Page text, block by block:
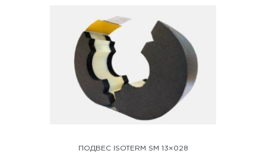
ПОДВЕС ISOTERM SM 13×028